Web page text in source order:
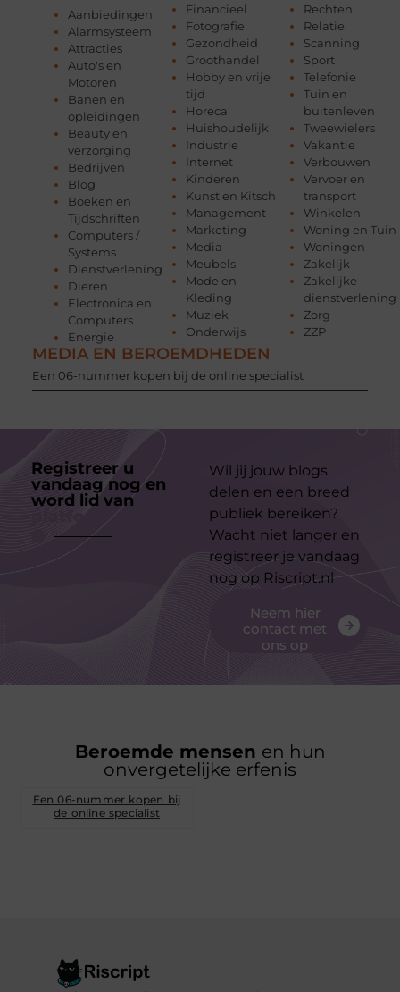
Aanbiedingen
Alarmsysteem
Attracties
Auto's en
Motoren
Banen en
opleidingen
Beauty en
verzorging
Bedrijven
Blog
Boeken en
Tijdschriften
Computers /
Systems
Dienstverlening
Dieren
Electronica en
Computers
Energie
Financieel
Fotografie
Gezondheid
Groothandel
Hobby en vrije
tijd
Horeca
Huishoudelijk
Industrie
Internet
Kinderen
Kunst en Kitsch
Management
Marketing
Media
Meubels
Mode en
Kleding
Muziek
Onderwijs
Rechten
Relatie
Scanning
Sport
Telefonie
Tuin en
buitenleven
Tweewielers
Vakantie
Verbouwen
Vervoer en
transport
Winkelen
Woning en Tuin
Woningen
Zakelijk
Zakelijke
dienstverlening
Zorg
ZZP
MEDIA EN BEROEMDHEDEN
Een 06-nummer kopen bij de online specialist
Registreer u
vandaag nog en
word lid van
Wil jij jouw blogs
delen en een breed
publiek bereiken?
Wacht niet langer en
registreer je vandaag
nog op Riscript.nl
Neem hier
contact met
ons op
Beroemde mensen en hun
onvergetelijke erfenis
Een 06-nummer kopen bij
de online specialist